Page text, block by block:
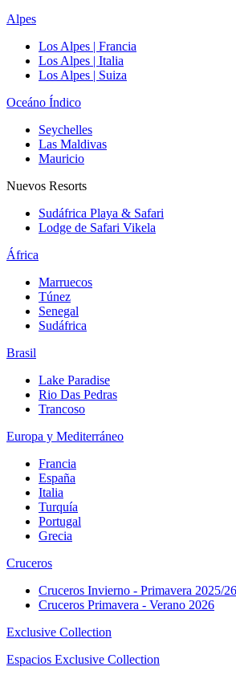
Alpes
Los Alpes | Francia
Los Alpes | Italia
Los Alpes | Suiza
Oceáno Índico
Seychelles
Las Maldivas
Mauricio
Nuevos Resorts
Sudáfrica Playa & Safari
Lodge de Safari Vikela
África
Marruecos
Túnez
Senegal
Sudáfrica
Brasil
Lake Paradise
Rio Das Pedras
Trancoso
Europa y Mediterráneo
Francia
España
Italia
Turquía
Portugal
Grecia
Cruceros
Cruceros Invierno - Primavera 2025/26
Cruceros Primavera - Verano 2026
Exclusive Collection
Espacios Exclusive Collection